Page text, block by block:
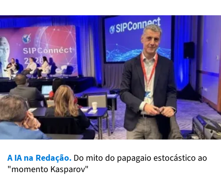
A IA na Redação. Do mito do papagaio estocástico ao
"momento Kasparov"